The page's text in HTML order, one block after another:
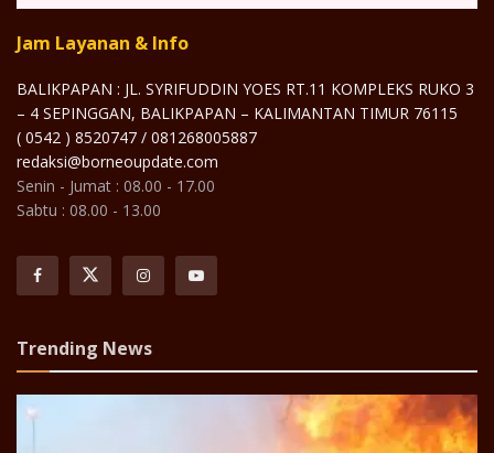
Jam Layanan & Info
BALIKPAPAN : JL. SYRIFUDDIN YOES RT.11 KOMPLEKS RUKO 3
– 4 SEPINGGAN, BALIKPAPAN – KALIMANTAN TIMUR 76115
( 0542 ) 8520747 / 081268005887
redaksi@borneoupdate.com
Senin - Jumat : 08.00 - 17.00
Sabtu : 08.00 - 13.00
Trending News